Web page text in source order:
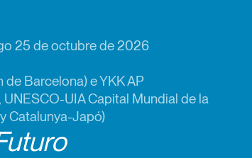
25 de octubre de 2026
Barcelona) e YKK AP
UNESCO-UIA Capital Mundial de la
Catalunya-Japó)